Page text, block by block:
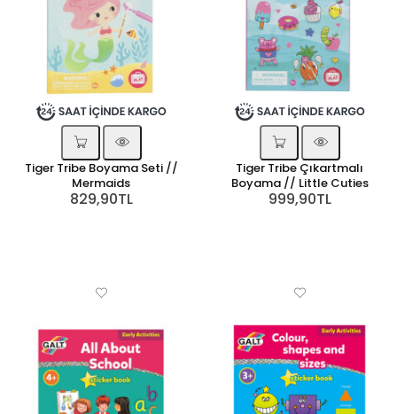
Tiger Tribe Boyama Seti //
Mermaids
829,90TL
Tiger Tribe Çıkartmalı
Boyama // Little Cuties
999,90TL